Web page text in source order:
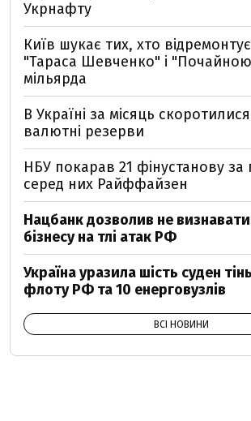
Укрнафту
Київ шукає тих, хто
"Тараса Шевченко" і
мільярда
В Україні за місяць
валютні резерви
НБУ покарав 21 фінустанову
серед них Райффайзен
Нацбанк дозволив не
бізнесу на тлі атак РФ
Україна уразила шість суден
флоту РФ та 10 енерговузлів
ВСІ НОВИНИ